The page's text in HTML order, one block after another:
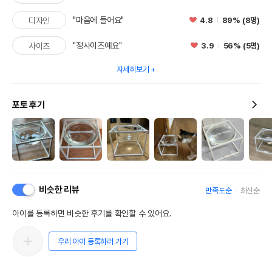
디자인 "마음에 들어요" 4.8 89% (8명)
사이즈 "정사이즈예요" 3.9 56% (5명)
자세히보기
포토 후기
비슷한 리뷰 만족도순 최신순
아이를 등록하면 비슷한 후기를 확인할 수 있어요.
우리 아이 등록하러 가기